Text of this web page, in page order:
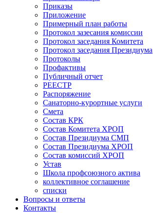
Приказы
Приложение
Примерный план работы
Протокол зазесания комиссии
Протокол заседания Комитета
Протокол заседания Президиума
Протоколы
Профактивы
Публичный отчет
РЕЕСТР
Распоряжение
Санаторно-курортные услуги
Смета
Состав КРК
Состав Комитета ХРОП
Состав Президиума СМП
Состав Президиума ХРОП
Состав комиссий ХРОП
Устав
Школа профсоюзного актива
коллективное соглашение
списки
Вопросы и ответы
Контакты